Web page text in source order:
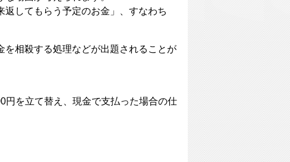
してもらう予定のお金」、すなわち
相殺する処理などが出題されることが
円を立て替え、現金で支払った場合の仕